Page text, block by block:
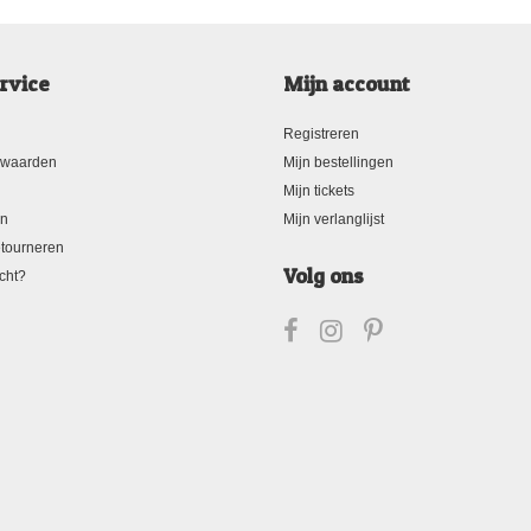
Mijn account
Registreren
Mijn bestellingen
Mijn tickets
Mijn verlanglijst
Volg ons